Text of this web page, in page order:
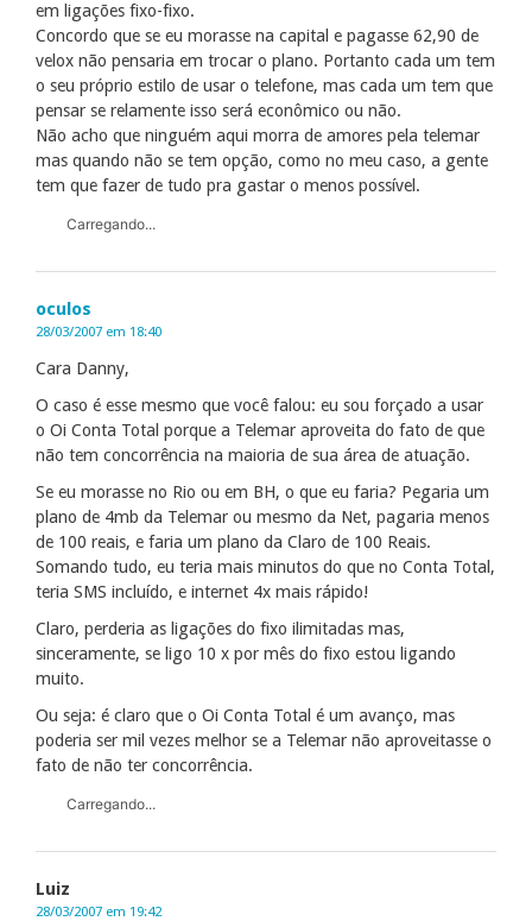
em ligações fixo-fixo.
Concordo que se eu morasse na capital e pagasse 62,90 de
velox não pensaria em trocar o plano. Portanto cada um tem
o seu próprio estilo de usar o telefone, mas cada um tem que
pensar se relamente isso será econômico ou não.
Não acho que ninguém aqui morra de amores pela telemar
mas quando não se tem opção, como no meu caso, a gente
tem que fazer de tudo pra gastar o menos possível.
Carregando...
oculos
28/03/2007 em 18:40
Cara Danny,
O caso é esse mesmo que você falou: eu sou forçado a usar
o Oi Conta Total porque a Telemar aproveita do fato de que
não tem concorrência na maioria de sua área de atuação.
Se eu morasse no Rio ou em BH, o que eu faria? Pegaria um
plano de 4mb da Telemar ou mesmo da Net, pagaria menos
de 100 reais, e faria um plano da Claro de 100 Reais.
Somando tudo, eu teria mais minutos do que no Conta Total,
teria SMS incluído, e internet 4x mais rápido!
Claro, perderia as ligações do fixo ilimitadas mas,
sinceramente, se ligo 10 x por mês do fixo estou ligando
muito.
Ou seja: é claro que o Oi Conta Total é um avanço, mas
poderia ser mil vezes melhor se a Telemar não aproveitasse o
fato de não ter concorrência.
Carregando...
Luiz
28/03/2007 em 19:42